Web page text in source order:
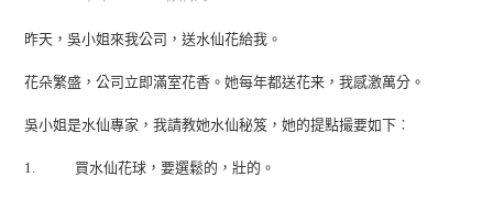
昨天，吳小姐來我公司，送水仙花給我。
花朵繁盛，公司立即滿室花香。她每年都送花来，我感激萬分。
吳小姐是水仙專家，我請教她水仙秘笈，她的提點撮要如下︰
1. 買水仙花球，要選鬆的，壯的。